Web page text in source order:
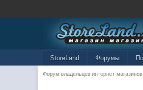
StoreLand Форумы
Форум владельцев интернет-магазинов